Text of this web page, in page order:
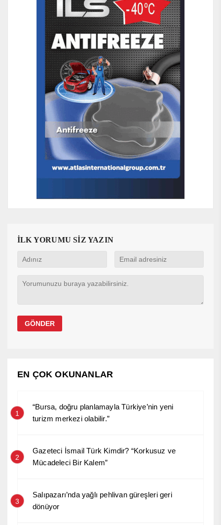
İLK YORUMU SİZ YAZIN
EN ÇOK OKUNANLAR
1
“Bursa, doğru planlamayla Türkiye’nin yeni
turizm merkezi olabilir.”
2
Gazeteci İsmail Türk Kimdir? “Korkusuz ve
Mücadeleci Bir Kalem”
3
Salıpazarı’nda yağlı pehlivan güreşleri geri
dönüyor